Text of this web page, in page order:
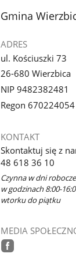
stopka
Gmina
ADRES
ul. Kościuszki 73
26-680 Wierzbica
NIP 9482382481
Regon 670224054
KONTAKT
Skontaktuj się z
48 618 36 10
Czynna w dni robocze
w godzinach 8:00-
wtorku do piątku
MEDIA